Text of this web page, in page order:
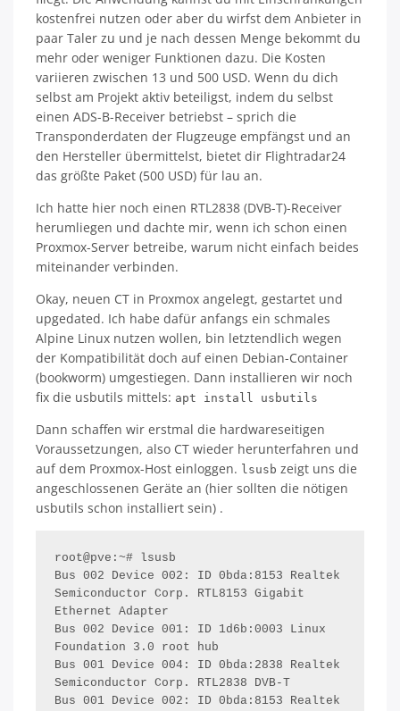
kostenfrei nutzen oder aber du wirfst dem Anbieter in
paar Taler zu und je nach dessen Menge bekommt du
mehr oder weniger Funktionen dazu. Die Kosten
variieren zwischen 13 und 500 USD. Wenn du dich
selbst am Projekt aktiv beteiligst, indem du selbst
einen ADS-B-Receiver betriebst – sprich die
Transponderdaten der Flugzeuge empfängst und an
den Hersteller übermittelst, bietet dir Flightradar24
das größte Paket (500 USD) für lau an.
Ich hatte hier noch einen RTL2838 (DVB-T)-Receiver
herumliegen und dachte mir, wenn ich schon einen
Proxmox-Server betreibe, warum nicht einfach beides
miteinander verbinden.
Okay, neuen CT in Proxmox angelegt, gestartet und
upgedated. Ich habe dafür anfangs ein schmales
Alpine Linux nutzen wollen, bin letztendlich wegen
der Kompatibilität doch auf einen Debian-Container
(bookworm) umgestiegen. Dann installieren wir noch
fix die usbutils mittels: apt install usbutils
Dann schaffen wir erstmal die hardwareseitigen
Voraussetzungen, also CT wieder herunterfahren und
auf dem Proxmox-Host einloggen. lsusb zeigt uns die
angeschlossenen Geräte an (hier sollten die nötigen
usbutils schon installiert sein) .
root@pve:~# lsusb
Bus 002 Device 002: ID 0bda:8153 Realtek
Semiconductor Corp. RTL8153 Gigabit
Ethernet Adapter
Bus 002 Device 001: ID 1d6b:0003 Linux
Foundation 3.0 root hub
Bus 001 Device 004: ID 0bda:2838 Realtek
Semiconductor Corp. RTL2838 DVB-T
Bus 001 Device 002: ID 0bda:8153 Realtek